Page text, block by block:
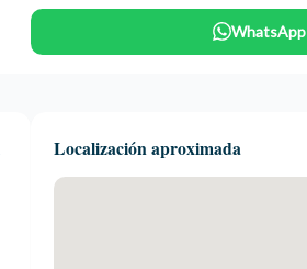
WhatsApp
Localización aproximada